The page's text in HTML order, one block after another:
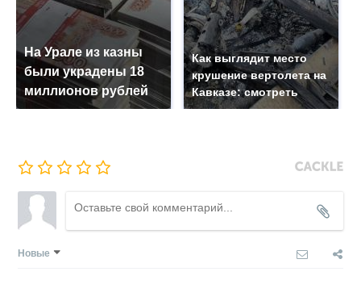
На Урале из казны
были украдены 18
миллионов рублей
Как выглядит место
крушение вертолета на
Кавказе: смотреть
Новые